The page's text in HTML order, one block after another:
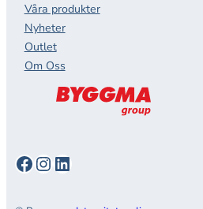
Våra produkter
Nyheter
Outlet
Om Oss
Facebook
Instagram
LinkedIn